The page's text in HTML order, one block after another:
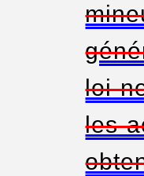
loi
les